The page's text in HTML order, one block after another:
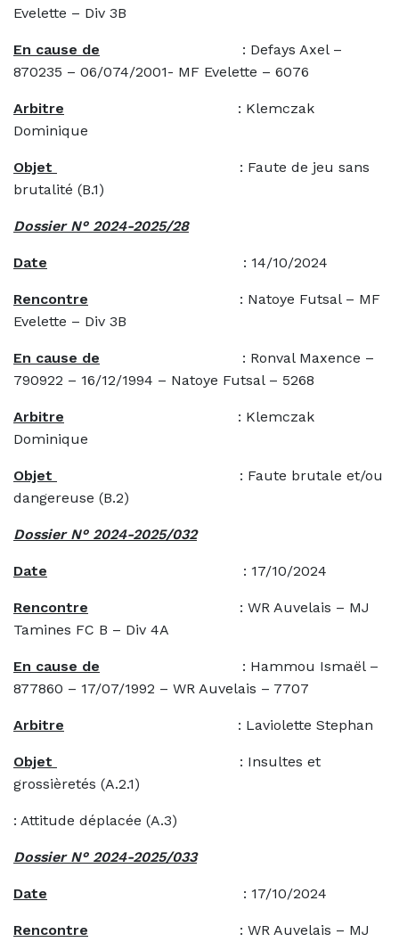
Evelette – Div 3B
En cause de : Defays Axel –
870235 – 06/074/2001- MF Evelette – 6076
Arbitre : Klemczak
Dominique
Objet
: Faute de jeu sans
brutalité (B.1)
Dossier N° 2024-2025/28
Date : 14/10/2024
Rencontre : Natoye Futsal – MF
Evelette – Div 3B
En cause de : Ronval Maxence –
790922 – 16/12/1994 – Natoye Futsal – 5268
Arbitre : Klemczak
Dominique
Objet
: Faute brutale et/ou
dangereuse (B.2)
Dossier N° 2024-2025/032
Date : 17/10/2024
Rencontre : WR Auvelais – MJ
Tamines FC B – Div 4A
En cause de : Hammou Ismaël –
877860 – 17/07/1992 – WR Auvelais – 7707
Arbitre : Laviolette Stephan
Objet
: Insultes et
grossièretés (A.2.1)
: Attitude déplacée (A.3)
Dossier N° 2024-2025/033
Date : 17/10/2024
Rencontre : WR Auvelais – MJ